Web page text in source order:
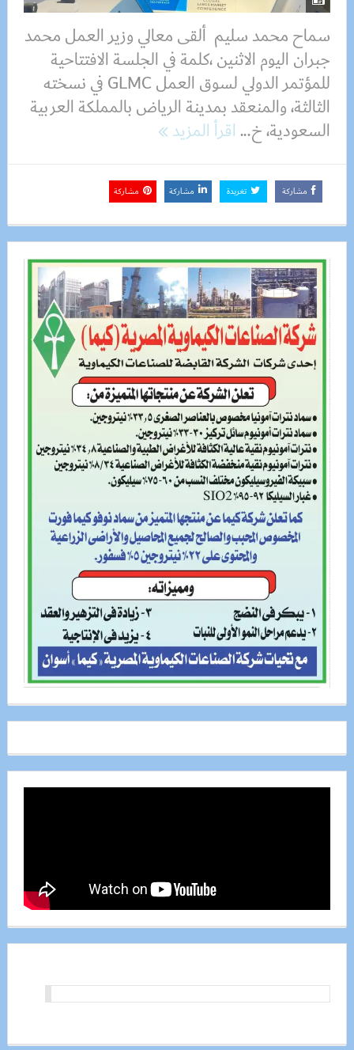
سماح محمد سليم ألقى معالي وزير العمل محمد
جبران اليوم الاثنين ،كلمة في الجلسة الافتتاحية
للمؤتمر الدولي لسوق العمل GLMC في نسخته
الثالثة، والمنعقد بمدينة الرياض بالمملكة العربية
السعودية، خ...اقرأ المزيد
مشاركة تغريدة مشاركة مشاركة